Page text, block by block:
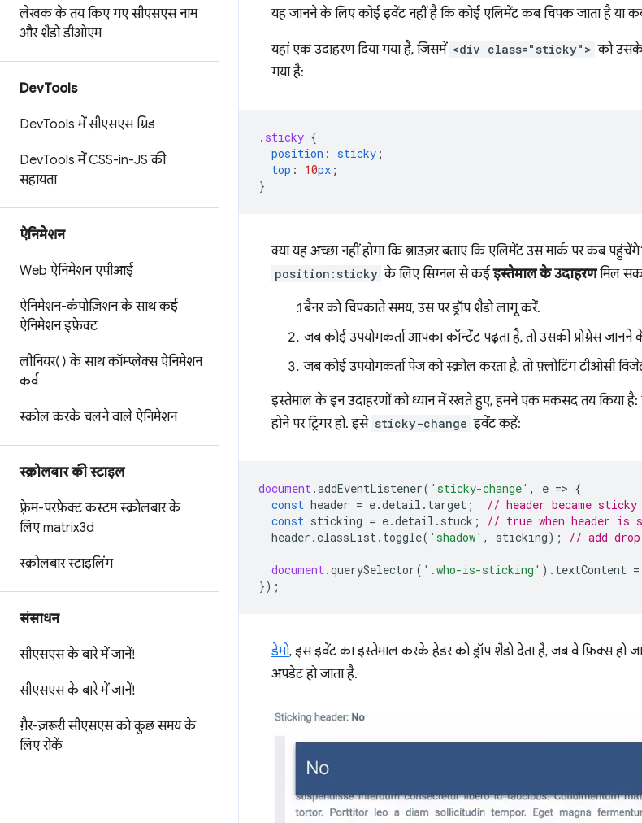
लेखक के तय किए गए सीएसएस नाम
और शैडो डीओएम
DevTools
DevTools में सीएसएस ग्रिड
DevTools में CSS-in-JS की
सहायता
ऐनिमेशन
Web ऐनिमेशन एपीआई
ऐनिमेशन-कंपोज़िशन के साथ कई
ऐनिमेशन इफ़ेक्ट
लीनियर() के साथ कॉम्प्लेक्स ऐनिमेशन
कर्व
स्क्रोल करके चलने वाले ऐनिमेशन
स्क्रोलबार की स्टाइल
फ़्रेम-परफ़ेक्ट कस्टम स्क्रोलबार के
लिए matrix3d
स्क्रोलबार स्टाइलिंग
संसाधन
सीएसएस के बारे में जानें!
सीएसएस के बारे में जानें!
गै़र-ज़रूरी सीएसएस को कुछ समय के
लिए रोकें
यह जानने के लिए कोई इवेंट नहीं है कि कोई एलिमेंट कब चिपक जाता है या
यहां एक उदाहरण दिया गया है, जिसमें <div class="sticky"> को उसके
गया है:
. sticky {
position : sticky ;
top : 10px ;
}
क्या यह अच्छा नहीं होगा कि ब्राउज़र बताए कि एलिमेंट उस मार्क पर कब
position:sticky के लिए सिग्नल से कईइस्तेमाल के उदाहरणमिल
बैनर को चिपकाते समय, उस पर ड्रॉप शैडो लागू करें.
जब कोई उपयोगकर्ता आपका कॉन्टेंट पढ़ता है, तो उसकी प्रोग्रेस जानने
जब कोई उपयोगकर्ता पेज को स्क्रोल करता है, तो फ़्लोटिंग टीओसी
इस्तेमाल के इन उदाहरणों को ध्यान में रखते हुए, हमने एक मकसद तय किया है:
होने पर ट्रिगर हो. इसे sticky-change इवेंट कहें:
document.addEventListener( 'sticky-change' , e => {
const header = e.detail . target ;
// header became
const sticking = e.detail . stuck ;
// true when header is
header .classList. toggle( 'shadow' , sticking); // add drop
document.querySelector( '.who-is-sticking' ). textContent =
});
डेमो, इस इवेंट का इस्तेमाल करके हेडर को ड्रॉप शैडो देता है, जब वे फ़िक्स
अपडेट हो जाता है.